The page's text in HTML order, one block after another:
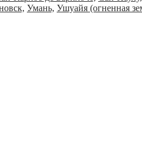
Умань, Ушуайя (огненная